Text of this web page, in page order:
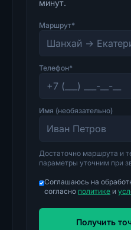
минут.
Маршрут*
Телефон*
Имя (необязательно)
Достаточно маршрута и
параметры уточним при
Соглашаюсь на
согласно политике и
Получить